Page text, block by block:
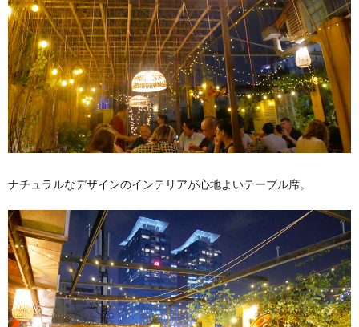
ナチュラルなデザインのインテリアが心地よいテーブル席。